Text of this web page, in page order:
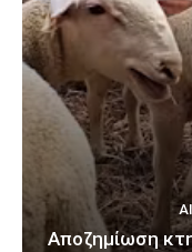
Αποζημίωση